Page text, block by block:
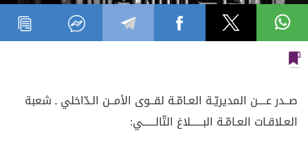
صــدر عــــن المديريّـة العـامّـة لقــوى الأمــن الـدّاخلي ـ شعبة
العـلاقـات العـامّـة البــــــلاغ التّالــــــي: